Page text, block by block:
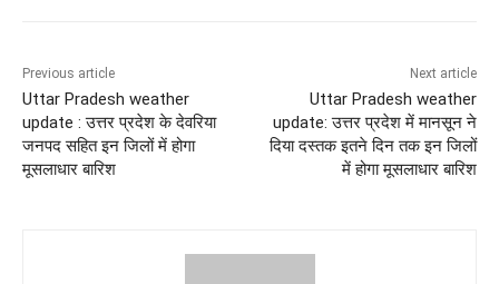
Previous article
Uttar Pradesh weather
update : उत्तर प्रदेश के देवरिया
जनपद सहित इन जिलों में होगा
मूसलाधार बारिश
Next article
Uttar Pradesh weather
update: उत्तर प्रदेश में मानसून ने
दिया दस्तक इतने दिन तक इन जिलों
में होगा मूसलाधार बारिश